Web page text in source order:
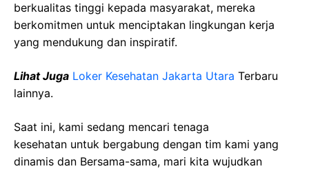
berkualitas tinggi kepada masyarakat, mereka
berkomitmen untuk menciptakan lingkungan kerja
yang mendukung dan inspiratif.
Lihat Juga Loker Kesehatan Jakarta Utara Terbaru
lainnya.
Saat ini, kami sedang mencari tenaga
kesehatan untuk bergabung dengan tim kami yang
dinamis dan Bersama-sama, mari kita wujudkan